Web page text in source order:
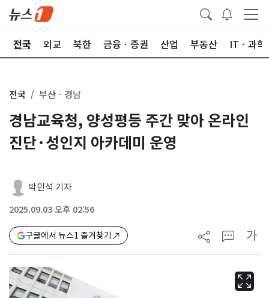
전국 외교 북한 금융ㆍ증권 산업 부동산 ITㆍ과학
전국 부산ㆍ경남
경남교육청, 양성평등 주간 맞아 온라인
진단·성인지 아카데미 운영
박민석 기자
2025.09.03 오후 02:56
구글에서 뉴스1 즐겨찾기 가